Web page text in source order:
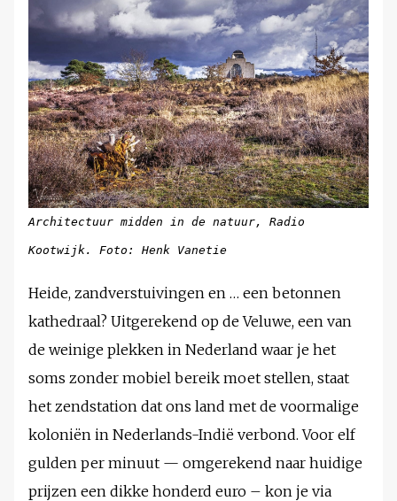
Architectuur midden in de natuur, Radio
Kootwijk. Foto: Henk Vanetie
Heide, zandverstuivingen en … een betonnen
kathedraal? Uitgerekend op de Veluwe, een van
de weinige plekken in Nederland waar je het
soms zonder mobiel bereik moet stellen, staat
het zendstation dat ons land met de voormalige
koloniën in Nederlands-Indië verbond. Voor elf
gulden per minuut — omgerekend naar huidige
prijzen een dikke honderd euro – kon je via